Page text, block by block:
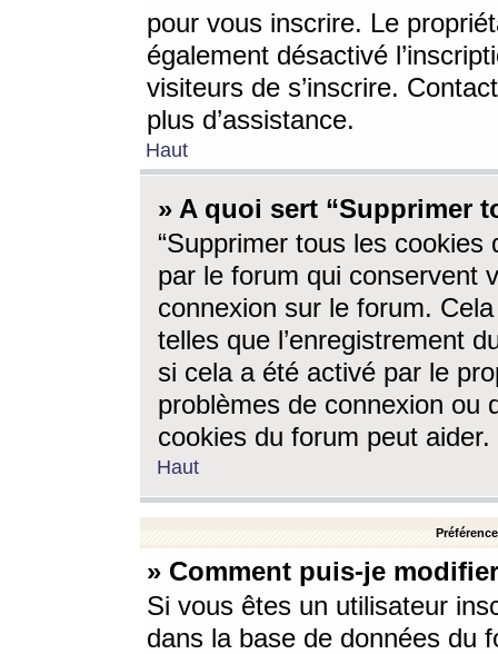
pour vous inscrire. Le
également désactivé
visiteurs de s’inscrire.
plus d’assistance.
Haut
» A quoi sert “Supprimer
“Supprimer tous les cookies
par le forum qui conservent
connexion sur le forum.
telles que l’enregistrement
si cela a été activé par le
problèmes de connexion ou
cookies du forum peut aider.
Haut
» Comment puis-je
Si vous êtes un utilisateur
dans la base de données du